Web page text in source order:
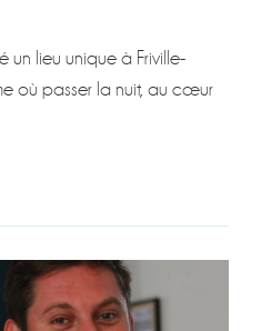
un lieu unique à Friville-
où passer la nuit, au cœur